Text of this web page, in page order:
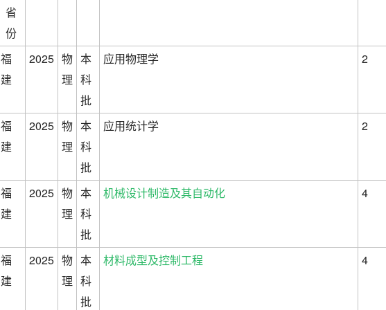
省
份
福
建
2025 物
理
本
科
批
应用物理学 2
福
建
2025 物
理
本
科
批
应用统计学 2
福
建
2025 物
理
本
科
批
机械设计制造及其自动化 4
福
建
2025 物
理
本
科
批
材料成型及控制工程 4